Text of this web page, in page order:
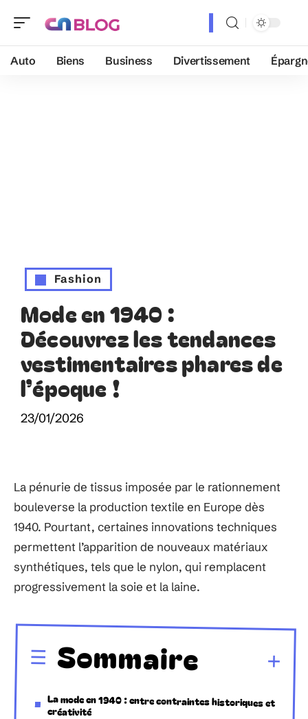
Auto Biens Business Divertissement
Fashion
Mode en 1940 :
Découvrez les tendances
vestimentaires phares de
l’époque !
23/01/2026
La pénurie de tissus imposée par le rationnement
bouleverse la production textile en Europe dès
1940. Pourtant, certaines innovations techniques
permettent l’apparition de nouveaux matériaux
synthétiques, tels que le nylon, qui remplacent
progressivement la soie et la laine.
Sommaire
La mode en 1940 : entre contraintes historiques et
créativité